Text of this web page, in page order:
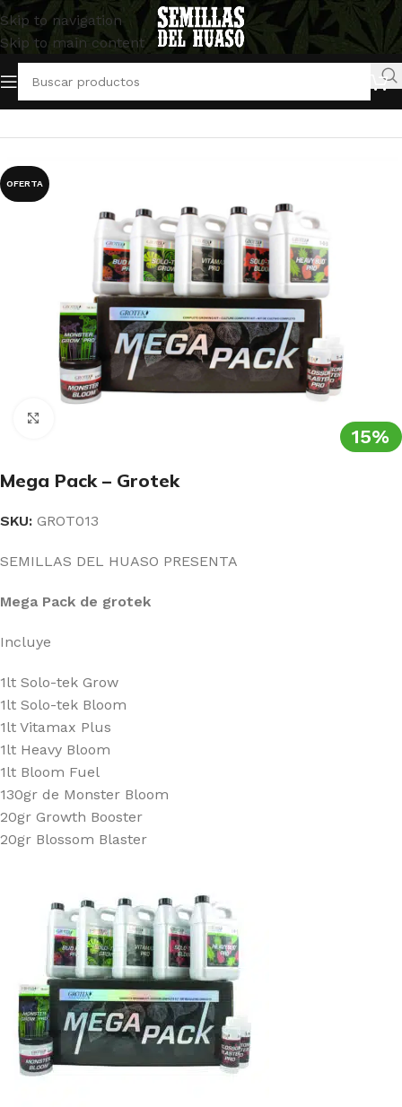
Skip to navigation
Skip to main content
Inicio/Artículos Indoor/Abonos y Fertilizantes
OFERTA
15%
Mega Pack – Grotek
SKU: GROT013
SEMILLAS DEL HUASO PRESENTA
Mega Pack de grotek
Incluye
1lt Solo-tek Grow
1lt Solo-tek Bloom
1lt Vitamax Plus
1lt Heavy Bloom
1lt Bloom Fuel
130gr de Monster Bloom
20gr Growth Booster
20gr Blossom Blaster